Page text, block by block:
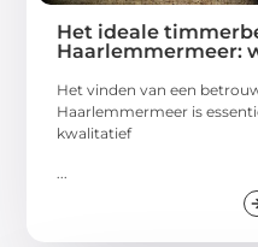
Het ideale
Haarlemmermeer:
Het vinden van een
Haarlemmermeer is
kwalitatief